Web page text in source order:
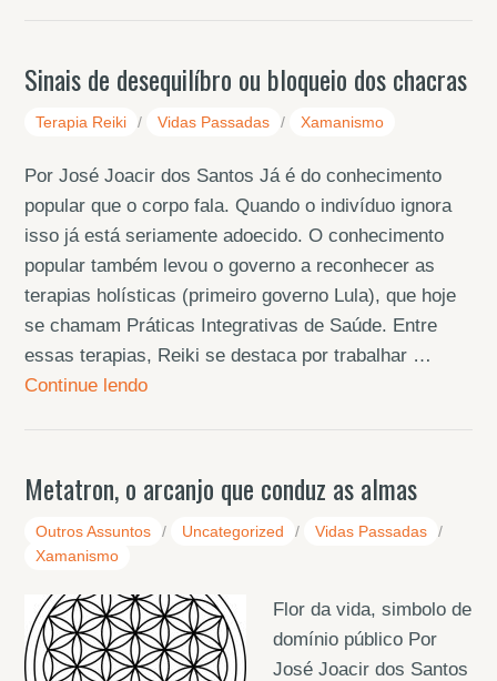
Sinais de desequilíbro ou bloqueio dos chacras
Terapia Reiki / Vidas Passadas / Xamanismo
Por José Joacir dos Santos Já é do conhecimento
popular que o corpo fala. Quando o indivíduo ignora
isso já está seriamente adoecido. O conhecimento
popular também levou o governo a reconhecer as
terapias holísticas (primeiro governo Lula), que hoje
se chamam Práticas Integrativas de Saúde. Entre
essas terapias, Reiki se destaca por trabalhar …
Continue lendo
Metatron, o arcanjo que conduz as almas
Outros Assuntos / Uncategorized / Vidas Passadas
/
Xamanismo
Flor da vida, simbolo de
domínio público Por
José Joacir dos Santos